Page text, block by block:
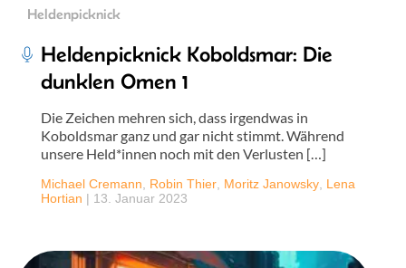
Heldenpicknick
Heldenpicknick Koboldsmar: Die
dunklen Omen 1
Die Zeichen mehren sich, dass irgendwas in
Koboldsmar ganz und gar nicht stimmt. Während
unsere Held*innen noch mit den Verlusten […]
Michael Cremann Robin Thier Moritz Janowsky Lena
Hortian | 13. Januar 2023